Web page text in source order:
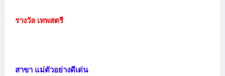
รางวัล เทพสตรี
สาขา แม่ตัวอย่างดีเด่น